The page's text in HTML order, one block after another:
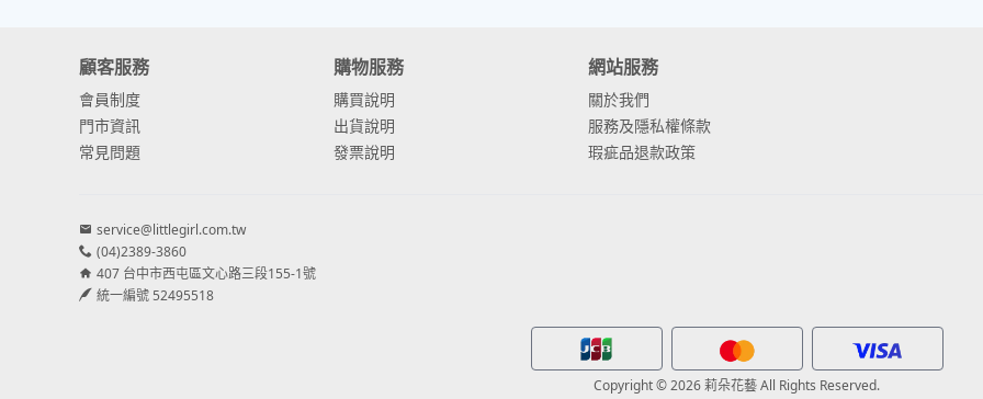
顧客服務
會員制度
門市資訊
常見問題
購物服務
購買說明
出貨說明
發票說明
網站服務
關於我們
服務及隱私權條款
瑕疵品退款政策
service@littlegirl.com.tw
(04)2389-3860
407 台中市西屯區文心路三段155-1號
統一編號 52495518
Copyright © 2026 莉朵花藝 All Rights Reserved.